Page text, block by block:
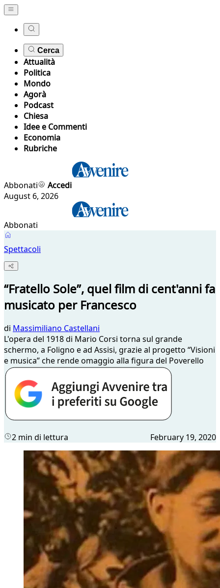
Cerca
Attualità
Politica
Mondo
Agorà
Podcast
Chiesa
Idee e Commenti
Economia
Rubriche
Abbonati
Accedi
August 6, 2026
Abbonati
Spettacoli
“Fratello Sole”, quel film di cent'anni fa
musicato per Francesco
di Massimiliano Castellani
L'opera del 1918 di Mario Corsi torna sul grande
schermo, a Foligno e ad Assisi, grazie al progetto “Visioni
e musica” che rende omaggio alla figura del Poverello
2 min di lettura February 19, 2020